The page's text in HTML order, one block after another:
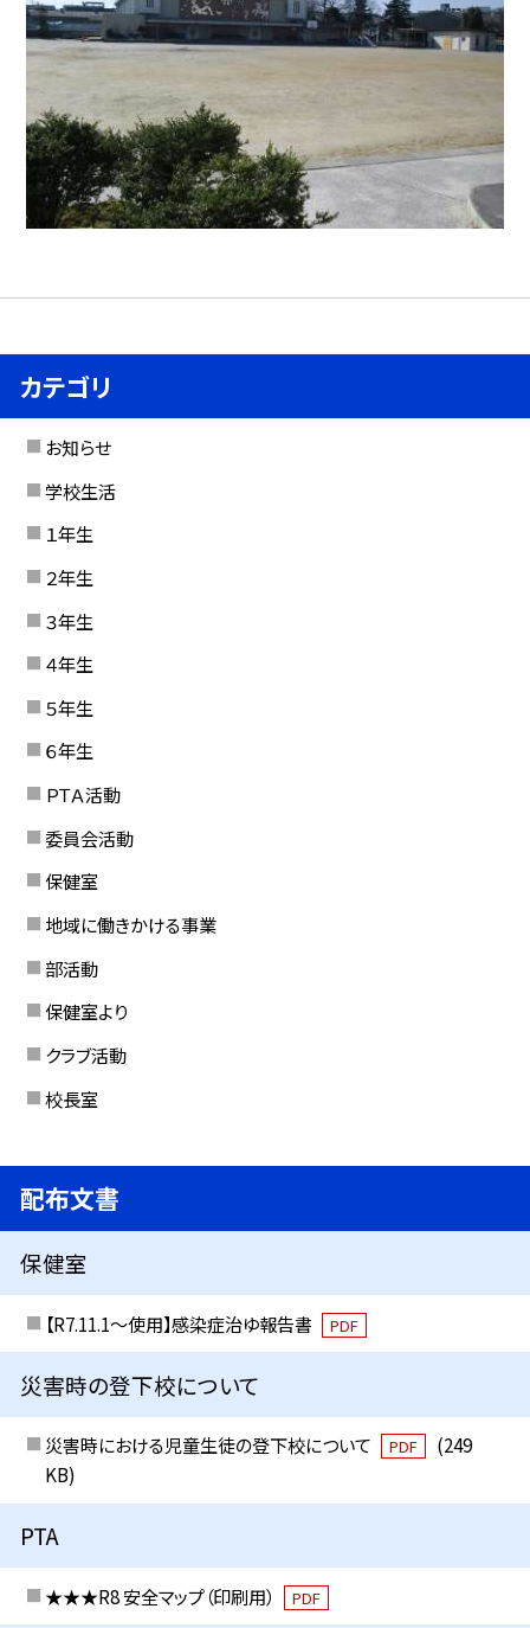
カテゴリ
お知らせ
学校生活
１年生
２年生
３年生
４年生
５年生
６年生
ＰＴＡ活動
委員会活動
保健室
地域に働きかける事業
部活動
保健室より
クラブ活動
校長室
配布文書
保健室
【R7.11.1～使用】感染症治ゆ報告書 PDF
災害時の登下校について
災害時における児童生徒の登下校について PDF
(249
KB)
PTA
★★★R8 安全マップ（印刷用） PDF